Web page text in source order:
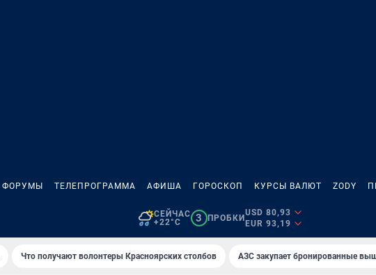
ФОРУМЫ ТЕЛЕПРОГРАММА АФИША ГОРОСКОП КУРСЫ ВАЛЮТ ZODY
СЕЙЧАС
+22°C
3 ПРОБКИ
USD 80,93
EUR 93,19
Что получают волонтеры Красноярских столбов AЗС закупает бронированные